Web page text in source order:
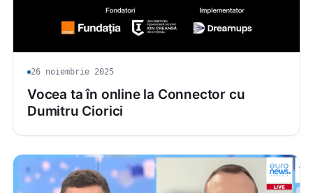
26 noiembrie 2025
Vocea ta în online la Connector cu
Dumitru Ciorici